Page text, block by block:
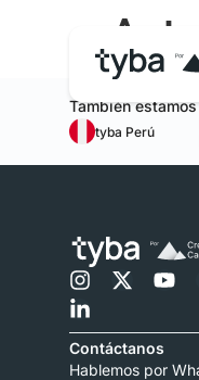
También
tyba Perú
Contáctanos
Hablemos por